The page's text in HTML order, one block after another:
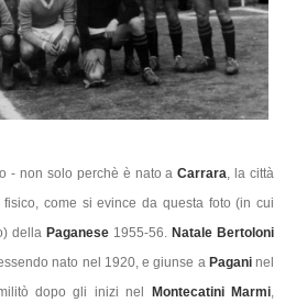
- non solo perchè è nato aCarrara, la città
come si evince da questa foto (in cui
della Paganese 1955-56. Natale Bertoloni
nato nel 1920, e giunse a Paganinel
dopo gli inizi nel
Montecatini Marmi,